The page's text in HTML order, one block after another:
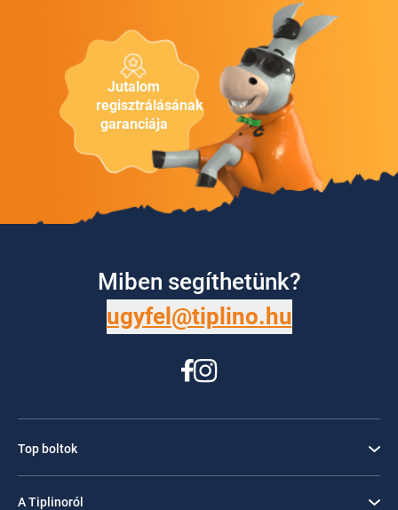
Jutalom
regisztrálásának
garanciája
Miben segíthetünk?
ugyfel@tiplino.hu
Top boltok
A Tiplinoról